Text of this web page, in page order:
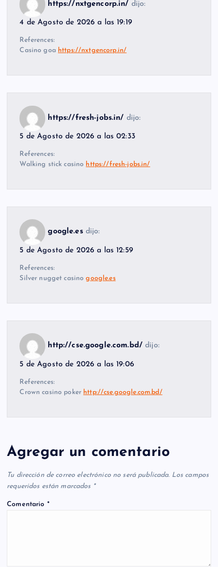
https://nxtgencorp.in/ dijo:
4 de Agosto de 2026 a las 19:19
References:
Casino goa https://nxtgencorp.in/
https://fresh-jobs.in/ dijo:
5 de Agosto de 2026 a las 02:33
References:
Walking stick casino https://fresh-jobs.in/
google.es dijo:
5 de Agosto de 2026 a las 12:59
References:
Silver nugget casinogoogle.es
http://cse.google.com.bd/ dijo:
5 de Agosto de 2026 a las 19:06
References:
Crown casino poker http://cse.google.com.bd/
Agregar un comentario
Tu dirección de correo electrónico no será publicada. Los campos
requeridos están marcados *
Comentario *